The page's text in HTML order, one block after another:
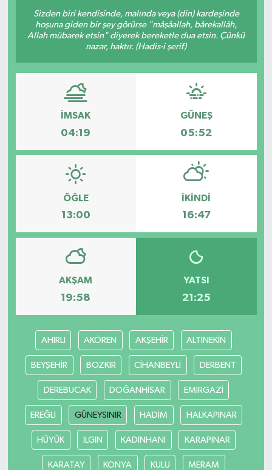
Sizden biri kendisinde, malında veya (din) kardeşinde
hoşuna giden bir şey görürse "mâşâallah, bârekallâh,
Allah mübarek etsin" diyerek bereketle dua etsin. Çünkü
nazar, haktır. (Hadis-i şerif)
İMSAK
04:19
GÜNEŞ
05:52
ÖĞLE
13:00
İKINDI
16:47
AKŞAM
19:58
YATSI
21:25
AHIRLI AKÖREN AKŞEHİR ALTINEKİN
BEYŞEHİR BOZKIR CİHANBEYLİ DERBENT
DEREBUCAK DOĞANHİSAR EMİRGAZİ
EREĞLİ GÜNEYSINIR HADİM HALKAPINAR
HÜYÜK ILGIN KADINHANI KARAPINAR
KARATAY KONYA KULU MERAM
ÖZEL HABER
RÖPORTAJLAR
SİYASET
Yerel